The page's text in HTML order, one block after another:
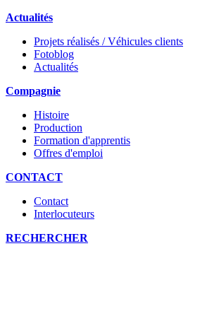
Actualités
Projets réalisés / Véhicules clients
Fotoblog
Actualités
Compagnie
Histoire
Production
Formation d'apprentis
Offres d'emploi
CONTACT
Contact
Interlocuteurs
RECHERCHER